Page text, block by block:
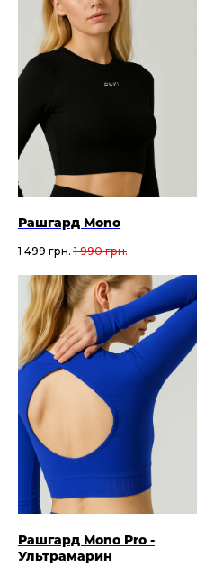
Рашгард Mono
1 499 грн. 1 990 грн.
Рашгард Mono Pro -
Ультрамарин